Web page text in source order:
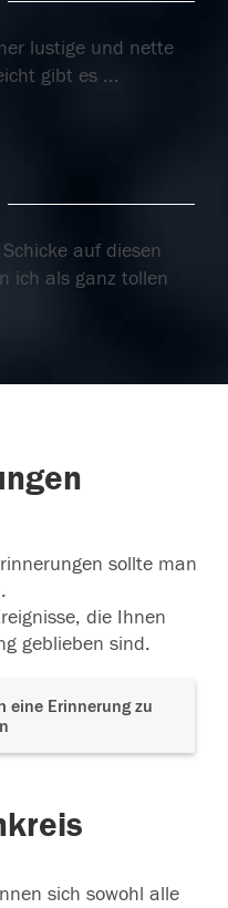
lustige und nette
gibt es ...
Schicke auf diesen
ich als ganz tollen
sollte man
die Ihnen
geblieben sind.
eine Erinnerung zu
sich sowohl alle